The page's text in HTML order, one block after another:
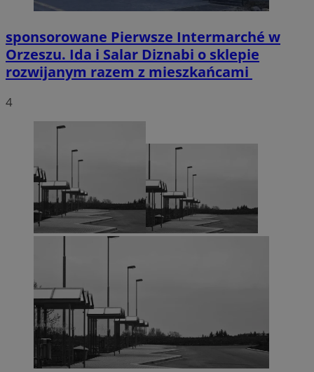
sponsorowane Pierwsze Intermarché w
Orzeszu. Ida i Salar Diznabi o sklepie
rozwijanym razem z mieszkańcami
4